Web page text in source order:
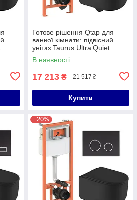
Готове рішення Qtap для
ванної кімнати: підвісний
унітаз Taurus Ultra Quiet
490x360x380 + комплект
інсталяції Nest 4 в 1 (кругла
В наявності
17 213 ₴ 21 517 ₴
Купити
–20%